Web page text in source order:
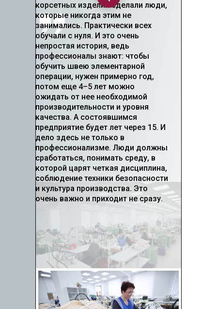
корсетных изделий сделали люди,
которые никогда этим не
занимались. Практически всех
обучали с нуля. И это очень
непростая история, ведь
профессионалы знают: чтобы
обучить швею элементарной
операции, нужен примерно год,
потом еще 4–5 лет можно
ожидать от нее необходимой
производительности и уровня
качества. А состоявшимся
предприятие будет лет через 15. И
дело здесь не только в
профессионализме. Люди должны
сработаться, понимать среду, в
которой царят четкая дисциплина,
соблюдение техники безопасности
и культура производства. Это
очень важно и приходит не сразу.